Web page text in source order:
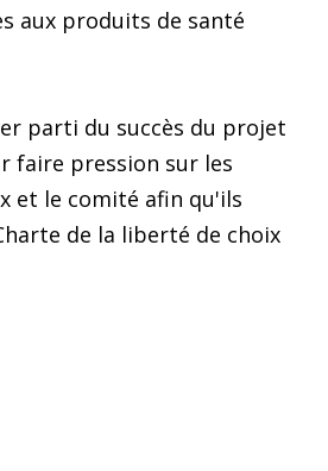
aux produits de santé
parti du succès du projet
faire pression sur les
et le comité afin qu'ils
de la liberté de choix